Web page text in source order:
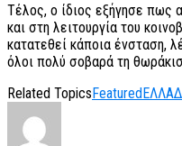
Τέλος, ο ίδιος εξήγησε πως
και στη λειτουργία του
κατατεθεί κάποια ένσταση,
όλοι πολύ σοβαρά τη
Related TopicsFeatured